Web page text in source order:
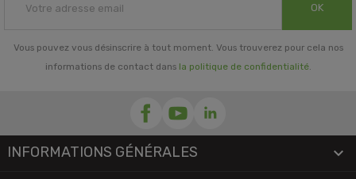
OK
Vous pouvez vous désinscrire à tout moment. Vous trouverez pour cela nos
informations de contact dans la politique de confidentialité.
INFORMATIONS GÉNÉRALES 